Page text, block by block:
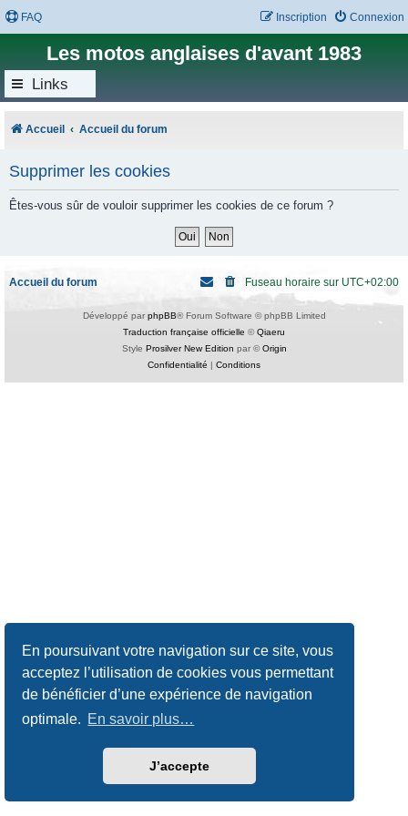
En poursuivant votre navigation sur ce site, vous
acceptez l’utilisation de cookies vous permettant
de bénéficier d’une expérience de navigation
optimale. En savoir plus…
J’accepte
FAQ Connexion
Inscription
Les motos anglaises d'avant 1983
Links
Accueil Accueil du forum
Supprimer les cookies
Êtes-vous sûr de vouloir supprimer les cookies de ce forum ?
Accueil du forum Fuseau horaire sur UTC+02:00
Développé par phpBB® Forum Software © phpBB Limited
Traduction française officielle ©Qiaeru
Style Prosilver New Edition par ©Origin
Confidentialité | Conditions